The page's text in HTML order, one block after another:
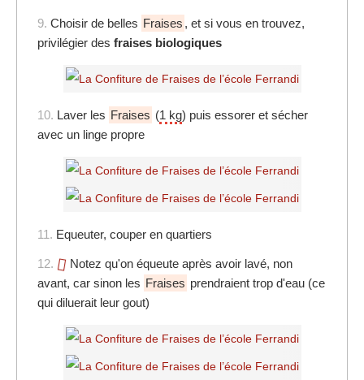
9. Choisir de belles Fraises , et si vous en trouvez,
privilégier des fraises biologiques
10. Laver les Fraises (1 kg) puis essorer et sécher
avec un linge propre
11. Equeuter, couper en quartiers
12.
Notez qu'on équeute après avoir lavé, non
avant, car sinon les Fraises prendraient trop d'eau (ce
qui diluerait leur gout)